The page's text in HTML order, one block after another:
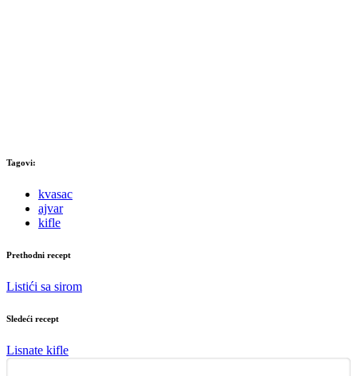
Tagovi:
kvasac
ajvar
kifle
Prethodni recept
Listići sa sirom
Sledeći recept
Lisnate kifle